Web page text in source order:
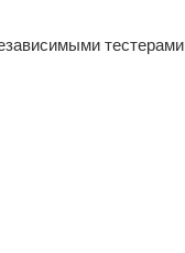
тестерами